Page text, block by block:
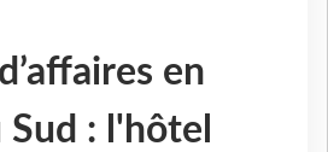
en
: l'hôtel